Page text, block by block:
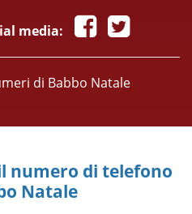
media:
di Babbo Natale
numero di telefono
Natale